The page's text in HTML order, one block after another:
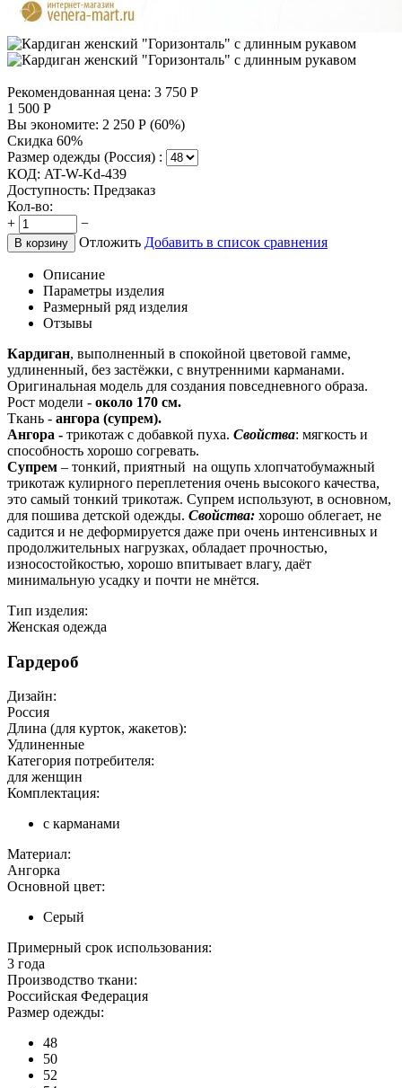
Рекомендованная цена: 3 750 Р
1 500 Р
Вы экономите: 2 250 Р (60%)
Скидка 60%
Размер одежды (Россия) :
КОД: AT-W-Kd-439
Доступность: Предзаказ
Кол-во:
+
−
В корзину Отложить Добавить в список сравнения
Описание
Параметры изделия
Размерный ряд изделия
Отзывы
Кардиган, выполненный в спокойной цветовой гамме,
удлиненный, без застёжки, с внутренними карманами.
Оригинальная модель для создания повседневного образа.
Рост модели - около 170 см.
Ткань - ангора (супрем).
Ангора - трикотаж с добавкой пуха. Свойства: мягкость и
способность хорошо согревать.
Супрем – тонкий, приятный на ощупь хлопчатобумажный
трикотаж кулирного переплетения очень высокого качества,
это самый тонкий трикотаж. Супрем используют, в основном,
для пошива детской одежды. Свойства: хорошо облегает, не
садится и не деформируется даже при очень интенсивных и
продолжительных нагрузках, обладает прочностью,
износостойкостью, хорошо впитывает влагу, даёт
минимальную усадку и почти не мнётся.
Тип изделия:
Женская одежда
Гардероб
Дизайн:
Россия
Длина (для курток, жакетов):
Удлиненные
Категория потребителя:
для женщин
Комплектация:
с карманами
Материал:
Ангорка
Основной цвет:
Серый
Примерный срок использования:
3 года
Производство ткани:
Российская Федерация
Размер одежды:
48
50
52